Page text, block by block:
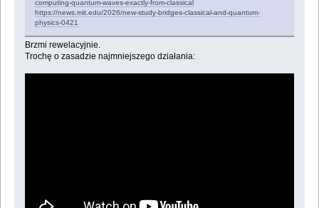
computing-quantum-waves-exactly-from-classical
https://news.mit.edu/2026/new-study-bridges-classical-and-quantum-
physics-0421
Brzmi rewelacyjnie.
Trochę o zasadzie najmniejszego działania: